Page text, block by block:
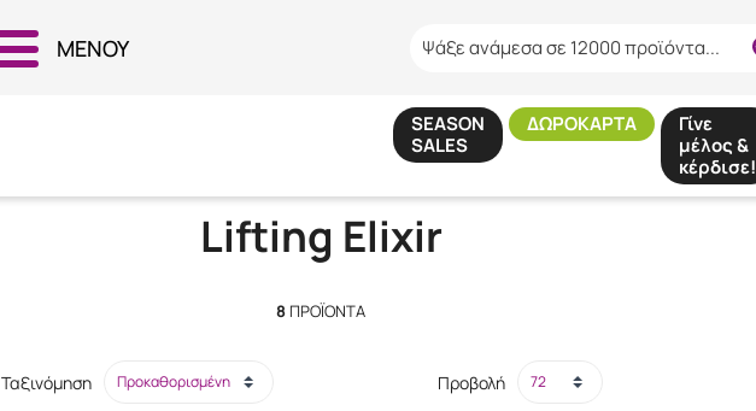
ΜΕΝΟΥ Ψάξε ανάμεσα σε 12000 προϊόντα...
SEASON
SALES
ΔΩΡΟΚΑΡΤΑ
Γίνε
μέλος &
κέρδισε!
Lifting Elixir
8 ΠΡΟΪΌΝΤΑ
Ταξινόμηση Προβολή